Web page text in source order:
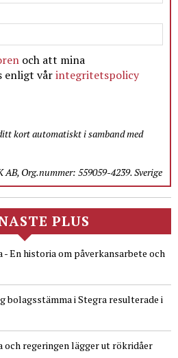
och att mina
enligt vårintegritetspolicy
kort automatiskt i samband med
Org.nummer: 559059-4239. Sverige
PLUS
- En historia om påverkansarbete och
bolagsstämma i Stegra resulterade i
och regeringen lägger ut rökridåer